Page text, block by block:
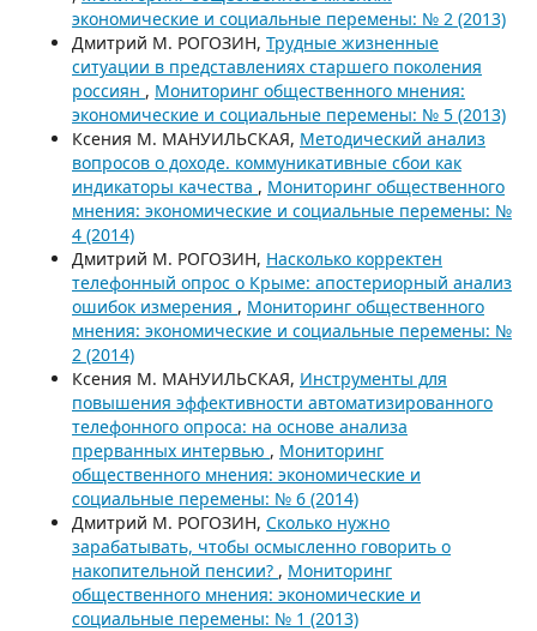
экономические и социальные перемены: № 2 (2013)
Дмитрий М. РОГОЗИН, Трудные жизненные
ситуации в представлениях старшего поколения
россиян , Мониторинг общественного мнения:
экономические и социальные перемены: № 5 (2013)
Ксения М. МАНУИЛЬСКАЯ, Методический анализ
вопросов о доходе. коммуникативные сбои как
индикаторы качества , Мониторинг общественного
мнения: экономические и социальные перемены: №
4 (2014)
Дмитрий М. РОГОЗИН, Насколько корректен
телефонный опрос о Крыме: апостериорный анализ
ошибок измерения , Мониторинг общественного
мнения: экономические и социальные перемены: №
2 (2014)
Ксения М. МАНУИЛЬСКАЯ, Инструменты для
повышения эффективности автоматизированного
телефонного опроса: на основе анализа
прерванных интервью , Мониторинг
общественного мнения: экономические и
социальные перемены: № 6 (2014)
Дмитрий М. РОГОЗИН, Сколько нужно
зарабатывать, чтобы осмысленно говорить о
накопительной пенсии? , Мониторинг
общественного мнения: экономические и
социальные перемены: № 1 (2013)